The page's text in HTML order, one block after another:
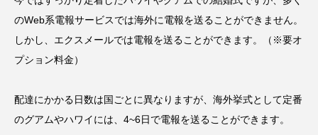
のWeb系電報サービスでは海外に電報を送ることができません。
しかし、エクスメールでは電報を送ることができます。（※要オ
プション料金）
配達にかかる日数は国ごとに異なりますが、 海外挙式として定番
のグアムやハワイには、4~6日で電報を送ることができます。